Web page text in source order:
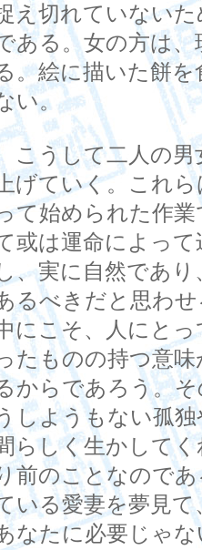
え切れていない
ある。女の方は
。絵に描いた餅
い。
うして二人の男
上げていく。これ
て始められた作
或は運命によっ
、実に自然であ
るべきだと思わ
にこそ、人にと
たものの持つ意
からであろう。
しようもない孤
らしく生かして
前のことなので
いる愛妻を夢見
なたに必要じゃ